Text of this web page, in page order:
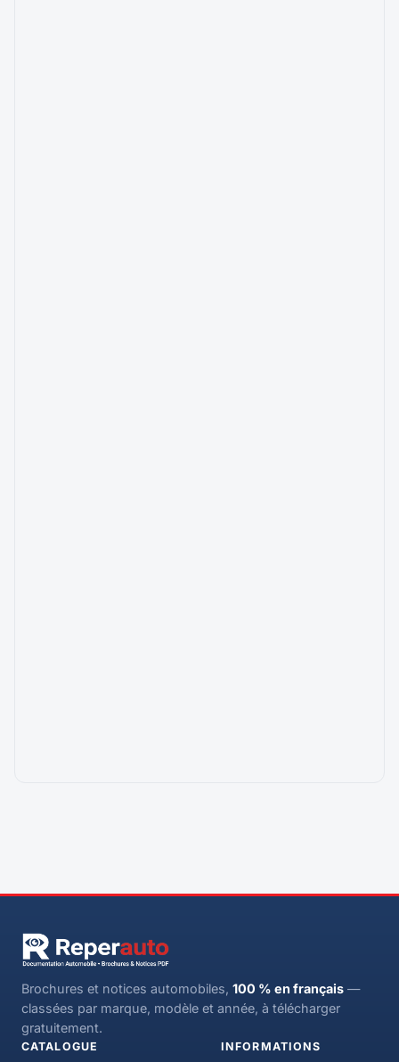
Brochures et notices automobiles, 100 % en français —
classées par marque, modèle et année, à télécharger
gratuitement.
CATALOGUE INFORMATIONS